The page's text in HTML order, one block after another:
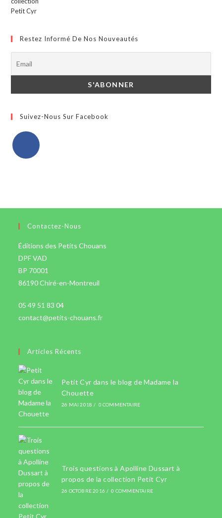
Restez Informé De Nos Nouveautés
Suivez-Nous Sur Facebook
Contactez-Nous
Éditions des Petits Chouans
DPF VAD
BP 70001
86190 Chiré-en-Montreuil
05 49 51 83 04
contact@petits-chouans.fr
Articles Récents
Petit Cyr dans le blog de Madame la
Chouette
26 MAI 2018 / 0 COMMENTAIRE
Trois questions à Apolline Dussart à
propos de la collection Petit Cyr
26 OCTOBRE 2016 / 0 COMMENTAIRE